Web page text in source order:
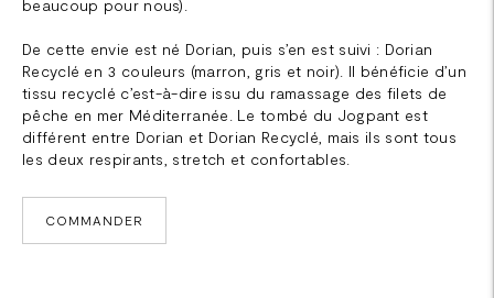
beaucoup pour nous).
De cette envie est né Dorian, puis s’en est suivi : Dorian
Recyclé en 3 couleurs (marron, gris et noir). Il bénéficie d’un
tissu recyclé c’est-à-dire issu du ramassage des filets de
pêche en mer Méditerranée. Le tombé du Jogpant est
différent entre Dorian et Dorian Recyclé, mais ils sont tous
les deux respirants, stretch et confortables.
COMMANDER